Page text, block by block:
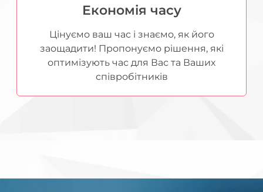
Економія часу
Цінуємо ваш час і знаємо, як його
заощадити! Пропонуємо рішення, які
оптимізують час для Вас та Ваших
співробітників